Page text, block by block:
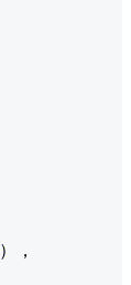
），